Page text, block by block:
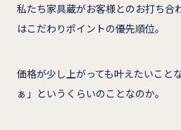
私たち家具蔵がお客様とのお打ち合
はこだわりポイントの優先順位。
価格が少し上がっても叶えたいこと
ぁ」というくらいのことなのか。